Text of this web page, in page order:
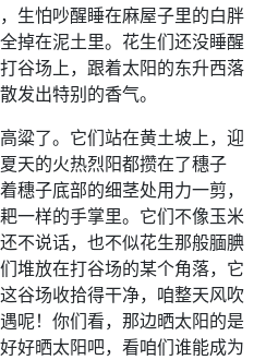
生怕吵醒睡在麻屋子里的白胖
掉在泥土里。花生们还没睡醒
谷场上，跟着太阳的东升西落
发出特别的香气。
粱了。它们站在黄土坡上，迎
天的火热烈阳都攒在了穗子
穗子底部的细茎处用力一剪，
一样的手掌里。它们不像玉米
不说话，也不似花生那般腼腆
堆放在打谷场的某个角落，它
谷场收拾得干净，咱整天风吹
呢！你们看，那边晒太阳的是
好晒太阳吧，看咱们谁能成为